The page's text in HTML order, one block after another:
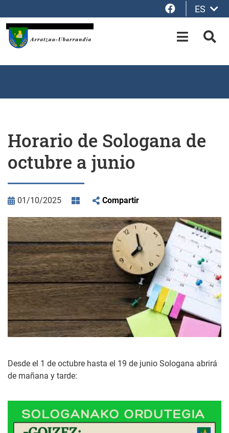
Facebook
ES
OPEN-
Horario de Sologana de
octubre a junio
01/10/2025 Compartir
Desde el 1 de octubre hasta el 19 de junio Sologana abrirá
de mañana y tarde: